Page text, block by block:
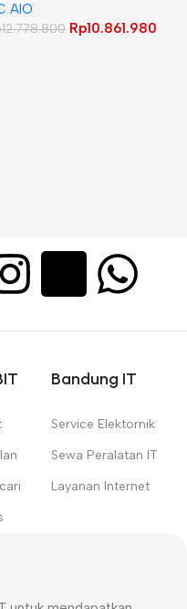
23.8″ FHD IPS
AIO
12.778.800 Rp10.861.980
Bandung IT
Service Elektornik
Sewa Peralatan IT
Layanan Internet